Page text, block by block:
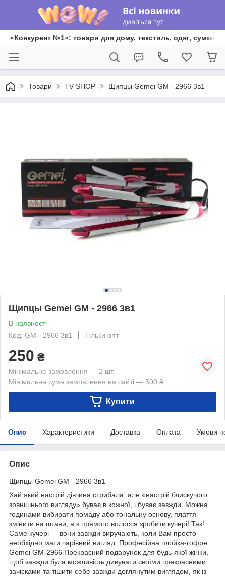
«Конкурент №1»: товари для дому, текстиль, одяг, сумки
Товари TV SHOP Щипцы Gemei GM - 2966 3в1
Щипцы Gemei GM - 2966 3в1
В наявності
Код: GM - 2966 3в1
Тільки опт
250 ₴
Мінімальне замовлення — 2 шт.
Мінімальна сума замовлення на сайті — 500 ₴
Купити
Опис Характеристики Доставка Оплата Умови
Опис
Щипцы Gemei GM - 2966 3в1
Хай який настрій дівчина стрибала, але «настрій блискучого
зовнішнього вигляду» буває в кожної, і буває завжди. Можна
годинами вибирати помаду або тональну основу, плаття
змінити на штани, а з прямого волосся зробити кучері! Так!
Саме кучері — вони завжди виручають, коли Вам просто
необхідно мати чарівний вигляд. Професійна плойка-гофре
Gemei GM-2966 Прекрасний подарунок для будь-якої жінки,
щоб завжди була можливість дивувати своїми прекрасними
зачісками та тішити себе завжди доглянутим виглядом, як із